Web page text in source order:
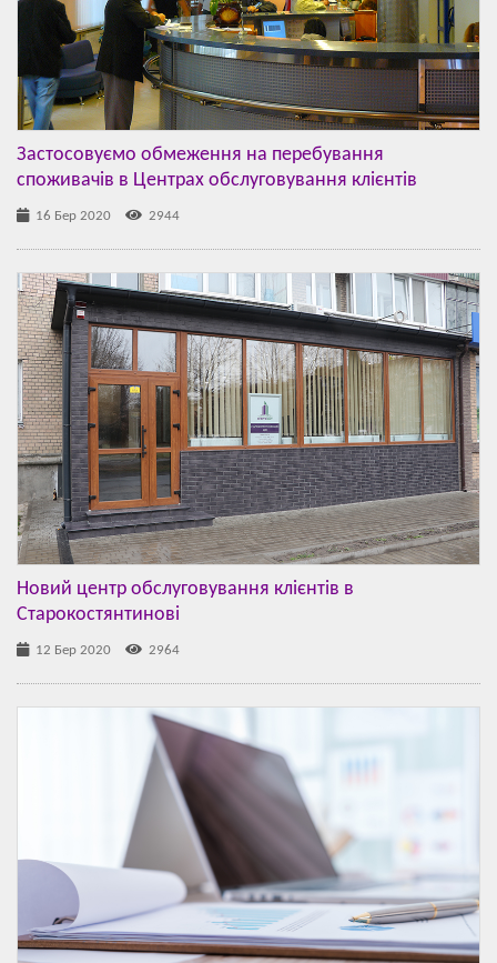
Застосовуємо обмеження на перебування
споживачів в Центрах обслуговування клієнтів
16 Бер 2020 2944
Новий центр обслуговування клієнтів в
Старокостянтинові
12 Бер 2020 2964